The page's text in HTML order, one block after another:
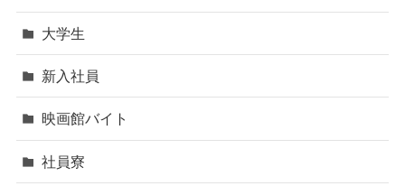
大学生
新入社員
映画館バイト
社員寮